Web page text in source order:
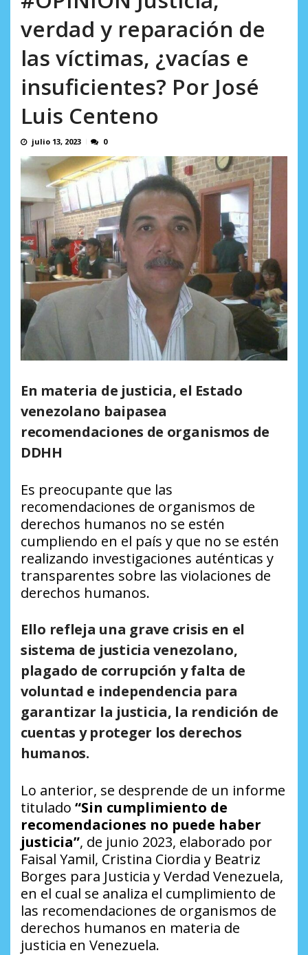
verdad y reparación de
las víctimas, ¿vacías e
insuficientes? Por José
Luis Centeno
julio 13, 2023 0
En materia de justicia, el Estado
venezolano baipasea
recomendaciones de organismos de
DDHH
Es preocupante que las
recomendaciones de organismos de
derechos humanos no se estén
cumpliendo en el país y que no se estén
realizando investigaciones auténticas y
transparentes sobre las violaciones de
derechos humanos.
Ello refleja una grave crisis en el
sistema de justicia venezolano,
plagado de corrupción y falta de
voluntad e independencia para
garantizar la justicia, la rendición de
cuentas y proteger los derechos
humanos.
Lo anterior, se desprende de un informe
titulado “Sin cumplimiento de
recomendaciones no puede haber
justicia”, de junio 2023, elaborado por
Faisal Yamil, Cristina Ciordia y Beatriz
Borges para Justicia y Verdad Venezuela,
en el cual se analiza el cumplimiento de
las recomendaciones de organismos de
derechos humanos en materia de
justicia en Venezuela.